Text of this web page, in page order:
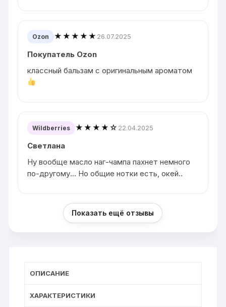
Ozon ★★★★★ 26.07.2025
Покупатель Ozon
классный бальзам с оригинальным ароматом
Wildberries ★★★★☆ 22.04.2025
Светлана
Ну вообще масло наг-чампа пахнет немного
по-другому... Но общие нотки есть, окей..
Показать ещё отзывы
ОПИСАНИЕ
ХАРАКТЕРИСТИКИ